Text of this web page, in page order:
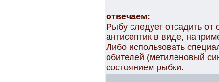
отвечаем:
Рыбу следует отсадить от
антисептик в виде,
Либо использовать
обителей (метиленовый
состоянием рыбки.